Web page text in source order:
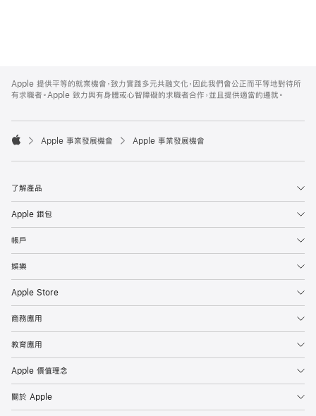
Footer
Apple 提供平等的就業機會，致力實踐多元共融文化，因此我們會公正而平等地對待所
有求職者。Apple 致力與有身體或心智障礙的求職者合作，並且提供適當的遷就。

Apple 事業發展機會 Apple 事業發展機會
了解產品
Apple 銀包
帳戶
娛樂
Apple Store
商務應用
教育應用
Apple 價值理念
關於 Apple